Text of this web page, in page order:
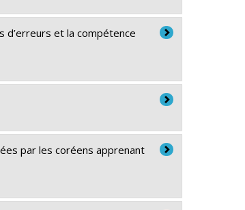
d’erreurs et la compétence
par les coréens apprenant